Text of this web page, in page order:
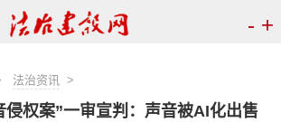
- +
法治资讯>
侵权案”一审宣判：声音被AI化出售